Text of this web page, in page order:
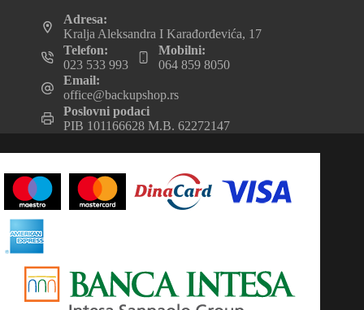
Adresa:
Kralja Aleksandra I Karađorđevića, 17
Telefon:
023 533 993
Mobilni:
064 859 8050
Email:
office@backupshop.rs
Poslovni podaci
PIB 101166628 M.B. 62272147